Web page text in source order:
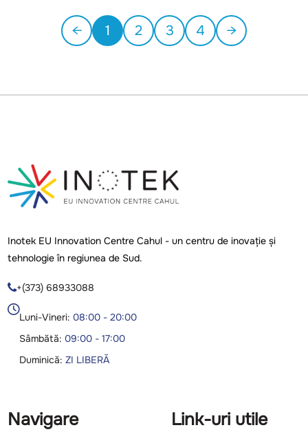
← 1 2 3 4 →
Inotek EU Innovation Centre Cahul - un centru de inovație și
tehnologie în regiunea de Sud.
+(373) 68933088

Luni-Vineri:08:00 - 20:00
Sâmbătă:09:00 - 17:00
Duminică:ZI LIBERĂ
Navigare Link-uri utile